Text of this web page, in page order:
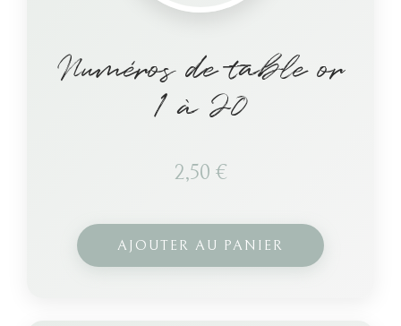
Numéros de table or
1 à 20
2,50 €
AJOUTER AU PANIER